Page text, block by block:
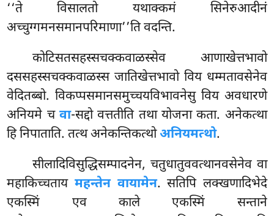
‘‘ते विसालतो यथाक्कमं सिनेरुआदीनं
अच्चुग्गमनसमानपरिमाणा’’ति वदन्ति.
कोटिसतसहस्सचक्कवाळस्सेव आणाखेत्तभावो
दससहस्सचक्कवाळस्स जातिखेत्तभावो विय धम्मतावसेनेव
वेदितब्बो. विकप्पसमानसमुच्चयविभावनेसु विय अवधारणे
अनियमे च वा-सद्दो वत्ततीति तथा योजना कता. अनेकत्था
हि निपाताति. तत्थ अनेकन्तिकत्थोअनियमत्थो.
सीलादिविसुद्धिसम्पादनेन, चतुधातुववत्थानवसेनेव वा
महाकिच्चताय महन्तेन वायामेन. सतिपि लक्खणादिभेदे
एकस्मिं एव काले एकस्मिं सन्ताने